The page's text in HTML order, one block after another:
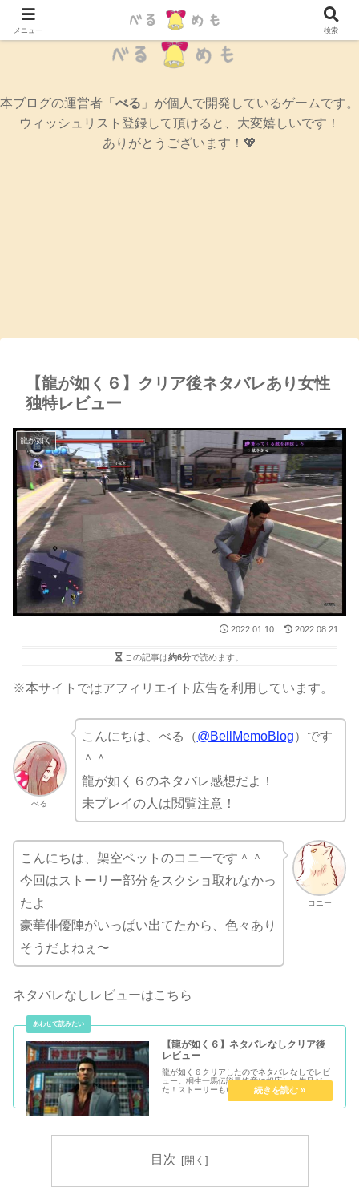
辛口女性ゲームブログ
本ブログの運営者「 べる 」が個人で開発しているゲームです。
ウィッシュリスト登録して頂けると、大変嬉しいです！
ありがとうございます！💖
【龍が如く６】クリア後ネタバレあり女性
独特レビュー
龍が如く
2022.01.10 2022.08.21
この記事は約6分で読めます。
※本サイトではアフィリエイト広告を利用しています。
べる
こんにちは、べる（@BellMemoBlog）です
＾＾
龍が如く６のネタバレ感想だよ！
未プレイの人は閲覧注意！
コニー
こんにちは、架空ペットのコニーです＾＾
今回はストーリー部分をスクショ取れなかっ
たよ
豪華俳優陣がいっぱい出てたから、色々あり
そうだよねぇ〜
ネタバレなしレビューはこちら
【龍が如く６】ネタバレなしクリア後
レビュー
龍が如く６クリアしたのでネタバレなしでレビ
ュー。桐生一馬伝説最終章に相応しい作品だっ
た！ストーリーもいいし、今回もサブ要素が凄
目次
メニュー 検索